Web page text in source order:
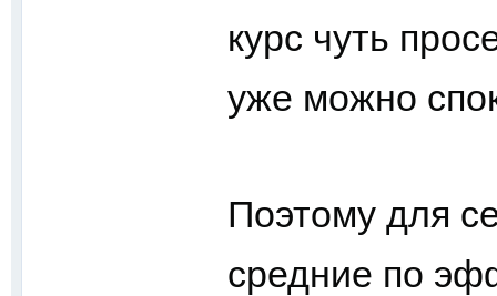
курс чуть
уже можно
Поэтому для
средние по